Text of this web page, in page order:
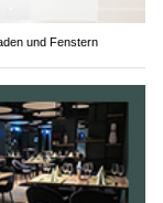
und Fenstern